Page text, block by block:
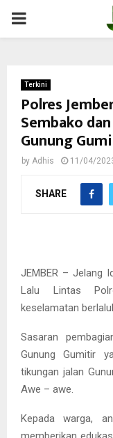
PRIMARY
Terkini
Polres
Sembako
Gunung
by Adhis 11/04/
SHARE
JEMBER – Jelang
Lalu Lintas
keselamatan
Sasaran
Gunung Gumitir
tikungan jalan
Awe – awe.
Kepada warga,